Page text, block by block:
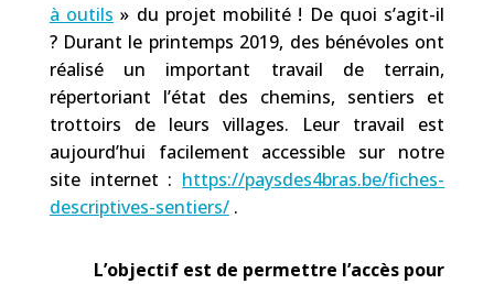
à outils » du projet mobilité ! De quoi s’agit-il
? Durant le printemps 2019, des bénévoles ont
réalisé un important travail de terrain,
répertoriant l’état des chemins, sentiers et
trottoirs de leurs villages. Leur travail est
aujourd’hui facilement accessible sur notre
site internet : https://paysdes4bras.be/fiches-
descriptives-sentiers/.
L’objectif est de permettre l’accès pour